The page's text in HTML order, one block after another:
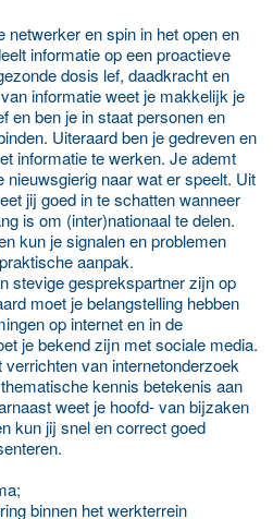
en spin in het open en
informatie op een proactieve
dosis lef, daadkracht en
informatie weet je makkelijk je
en ben je in staat personen en
Uiteraard ben je gedreven en
informatie te werken. Je ademt
nieuwsgierig naar wat er speelt. Uit
jij goed in te schatten wanneer
is om (inter)nationaal te delen.
kun je signalen en problemen
aanpak.
stevige gesprekspartner zijn op
moet je belangstelling hebben
op internet en in de
je bekend zijn met sociale media.
van internetonderzoek
kennis betekenis aan
weet je hoofd- van bijzaken
kun jij snel en correct goed
binnen het werkterrein